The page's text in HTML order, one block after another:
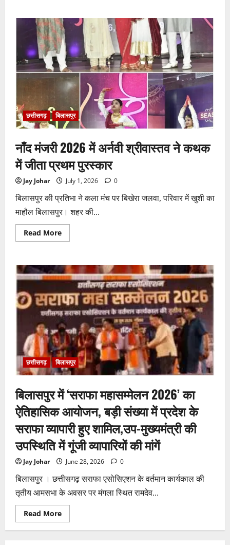
में
कांग्रेसी
ठेकेदार
को
करोड़ों
का
टेंडर:
मंत्रियों
के
नाक
के
रहा
खेल,
अफसरों
मिलीभगत
से
रहा
करोड़ों
का
टेंडर,
सरकार
तक
पहुंची
बात
छत्तीसगढ़ बिलासपुर
नाँद मंजरी 2026 में अर्नवी श्रीवास्तव ने कथक
में जीता प्रथम पुरस्कार
Jay Johar July 1, 2026 0
बिलासपुर की प्रतिभा ने कला मंच पर बिखेरा जलवा, परिवार में खुशी का
माहौल बिलासपुर। शहर की...
Read MoreRead
more
2026
में
अर्नवी
श्रीवास्तव
ने
कथक
में
जीता
प्रथम
पुरस्कार
छत्तीसगढ़ बिलासपुर
बिलासपुर में ‘सराफा महासम्मेलन 2026’ का
ऐतिहासिक आयोजन, बड़ी संख्या में प्रदेश के
सराफा व्यापारी हुए शामिल,उप-मुख्यमंत्री की
उपस्थिति में गूंजी व्यापारियों की मांगें
Jay Johar June 28, 2026 0
बिलासपुर । छत्तीसगढ़ सराफा एसोसिएशन के वर्तमान कार्यकाल की
तृतीय आमसभा के अवसर पर मंगला स्थित रामदेव...
Read MoreRead
more